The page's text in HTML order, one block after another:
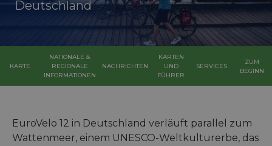
Deutschland
KARTE
NATIONALE &
REGIONALE
INFORMATIONEN
NACHRICHTEN
KARTEN
UND
FÜHRER
SERVICES
ZUM
BEGINN
EuroVelo 12 in Deutschland verläuft parallel zum
Wattenmeer, einem UNESCO-Weltkulturerbe, das